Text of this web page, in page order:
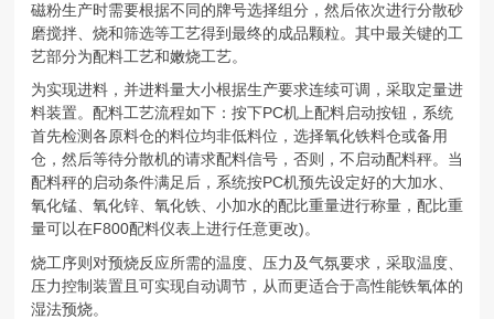
磁粉生产时需要根据不同的牌号选择组分，然后依次进行分散砂
磨搅拌、烧和筛选等工艺得到最终的成品颗粒。其中最关键的工
艺部分为配料工艺和嫩烧工艺。
为实现进料，并进料量大小根据生产要求连续可调，采取定量进
料装置。配料工艺流程如下：按下PC机上配料启动按钮，系统
首先检测各原料仓的料位均非低料位，选择氧化铁料仓或备用
仓，然后等待分散机的请求配料信号，否则，不启动配料秤。当
配料秤的启动条件满足后，系统按PC机预先设定好的大加水、
氧化锰、氧化锌、氧化铁、小加水的配比重量进行称量，配比重
量可以在F800配料仪表上进行任意更改)。
烧工序则对预烧反应所需的温度、压力及气氛要求，采取温度、
压力控制装置且可实现自动调节，从而更适合于高性能铁氧体的
湿法预烧。